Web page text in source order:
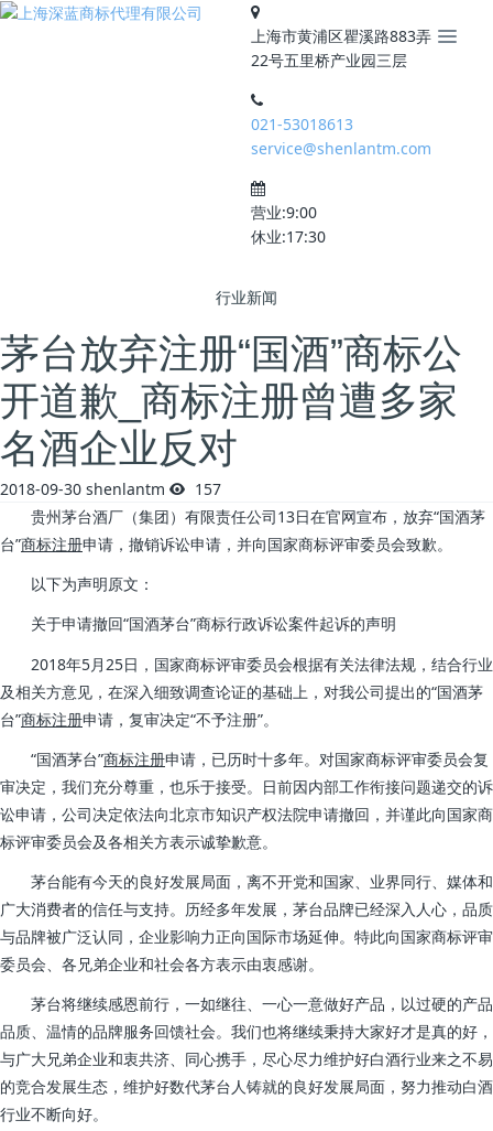
上海市黄浦区瞿溪路883弄
22号五里桥产业园三层
021-53018613
service@shenlantm.com
营业:9:00
休业:17:30
行业新闻
茅台放弃注册“国酒”商标公
开道歉_商标注册曾遭多家
名酒企业反对
2018-09-30 shenlantm
157
贵州茅台酒厂（集团）有限责任公司13日在官网宣布，放弃“国酒茅
台”商标注册申请，撤销诉讼申请，并向国家商标评审委员会致歉。
以下为声明原文：
关于申请撤回“国酒茅台”商标行政诉讼案件起诉的声明
2018年5月25日，国家商标评审委员会根据有关法律法规，结合行业
及相关方意见，在深入细致调查论证的基础上，对我公司提出的“国酒茅
台”商标注册申请，复审决定“不予注册”。
“国酒茅台”商标注册申请，已历时十多年。对国家商标评审委员会复
审决定，我们充分尊重，也乐于接受。日前因内部工作衔接问题递交的诉
讼申请，公司决定依法向北京市知识产权法院申请撤回，并谨此向国家商
标评审委员会及各相关方表示诚挚歉意。
茅台能有今天的良好发展局面，离不开党和国家、业界同行、媒体和
广大消费者的信任与支持。历经多年发展，茅台品牌已经深入人心，品质
与品牌被广泛认同，企业影响力正向国际市场延伸。特此向国家商标评审
委员会、各兄弟企业和社会各方表示由衷感谢。
茅台将继续感恩前行，一如继往、一心一意做好产品，以过硬的产品
品质、温情的品牌服务回馈社会。我们也将继续秉持大家好才是真的好，
与广大兄弟企业和衷共济、同心携手，尽心尽力维护好白酒行业来之不易
的竞合发展生态，维护好数代茅台人铸就的良好发展局面，努力推动白酒
行业不断向好。